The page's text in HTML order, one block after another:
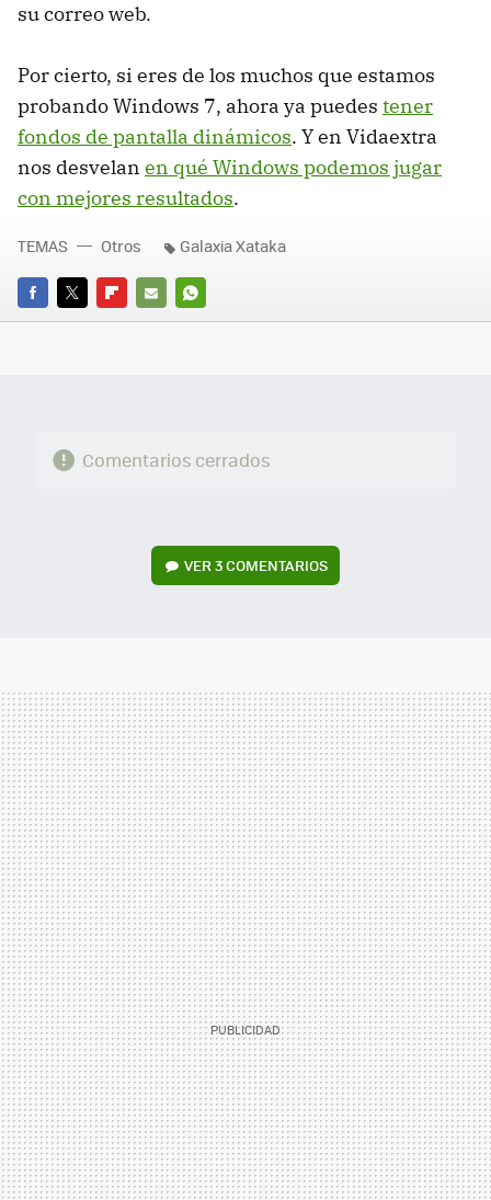
su correo web.
Por cierto, si eres de los muchos que estamos
probando Windows 7, ahora ya puedes tener
fondos de pantalla dinámicos. Y en Vidaextra
nos desvelan en qué Windows podemos jugar
con mejores resultados.
FACEBOOK
TWITTERFLIPBOARD
E-
WHATSAPP
TEMAS Otros Galaxia Xataka
Comentarios cerrados
VER3 COMENTARIOS